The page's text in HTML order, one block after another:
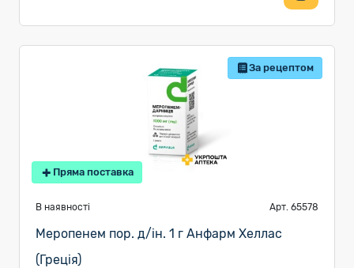
За рецептом
Пряма поставка
В наявності Арт. 65578
Меропенем пор. д/ін. 1 г Анфарм Хеллас
(Греція)